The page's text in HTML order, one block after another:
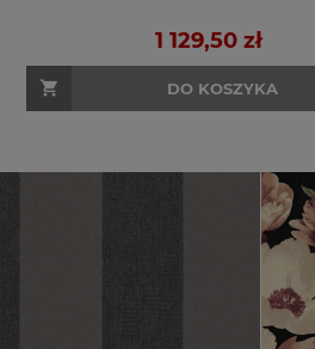
1 129,50 zł
DO KOSZYKA